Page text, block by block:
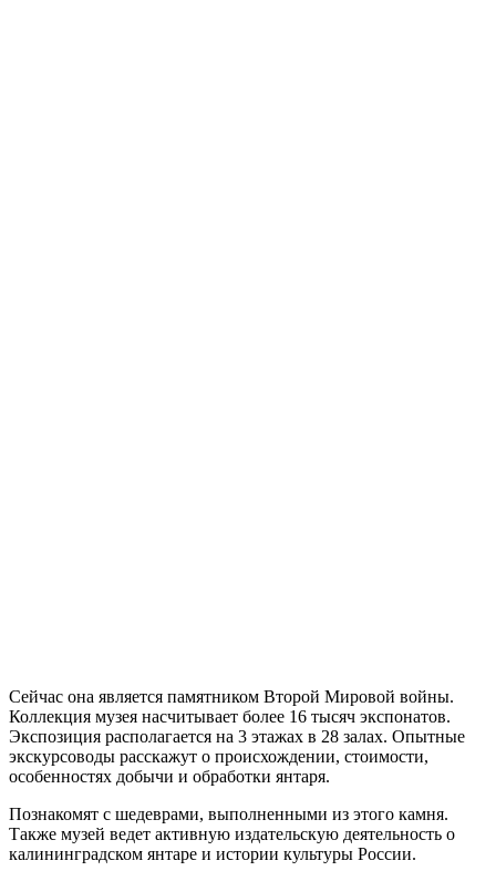
Сейчас она является памятником Второй Мировой войны.
Коллекция музея насчитывает более 16 тысяч экспонатов.
Экспозиция располагается на 3 этажах в 28 залах. Опытные
экскурсоводы расскажут о происхождении, стоимости,
особенностях добычи и обработки янтаря.
Познакомят с шедеврами, выполненными из этого камня.
Также музей ведет активную издательскую деятельность о
калининградском янтаре и истории культуры России.